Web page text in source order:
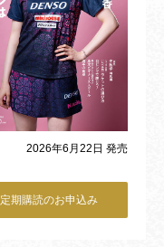
2026年6月22日 発売
定期購読のお申込み